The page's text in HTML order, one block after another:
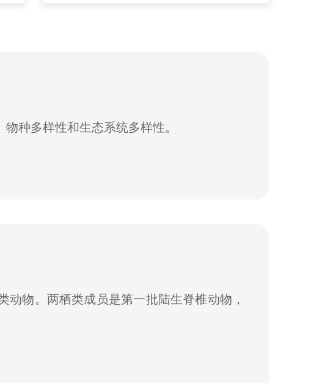
种多样性和生态系统多样性。
物。两栖类成员是第一批陆生脊椎动物，